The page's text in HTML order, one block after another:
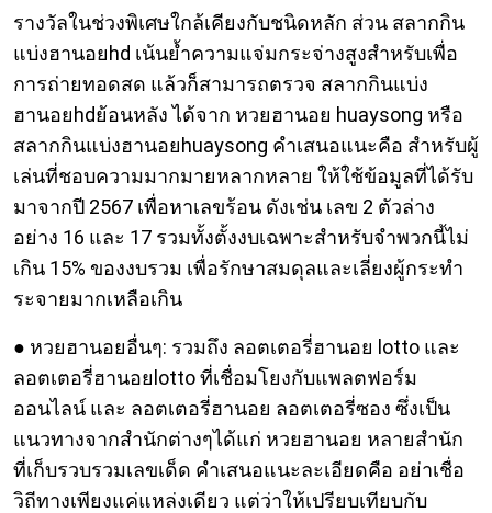
รางวัลในช่วงพิเศษใกล้เคียงกับชนิดหลัก ส่วน สลากกิน
แบ่งฮานอยhd เน้นย้ำความแจ่มกระจ่างสูงสำหรับเพื่อ
การถ่ายทอดสด แล้วก็สามารถตรวจ สลากกินแบ่ง
ฮานอยhdย้อนหลัง ได้จาก หวยฮานอย huaysong หรือ
สลากกินแบ่งฮานอยhuaysong คำเสนอแนะคือ สำหรับผู้
เล่นที่ชอบความมากมายหลากหลาย ให้ใช้ข้อมูลที่ได้รับ
มาจากปี 2567 เพื่อหาเลขร้อน ดังเช่น เลข 2 ตัวล่าง
อย่าง 16 และ 17 รวมทั้งตั้งงบเฉพาะสำหรับจำพวกนี้ไม่
เกิน 15% ของงบรวม เพื่อรักษาสมดุลและเลี่ยงผู้กระทำ
ระจายมากเหลือเกิน
● หวยฮานอยอื่นๆ: รวมถึง ลอตเตอรี่ฮานอย lotto และ
ลอตเตอรี่ฮานอยlotto ที่เชื่อมโยงกับแพลตฟอร์ม
ออนไลน์ และ ลอตเตอรี่ฮานอย ลอตเตอรี่ซอง ซึ่งเป็น
แนวทางจากสำนักต่างๆได้แก่ หวยฮานอย หลายสํานัก
ที่เก็บรวบรวมเลขเด็ด คำเสนอแนะละเอียดคือ อย่าเชื่อ
วิถีทางเพียงแค่แหล่งเดียว แต่ว่าให้เปรียบเทียบกับ